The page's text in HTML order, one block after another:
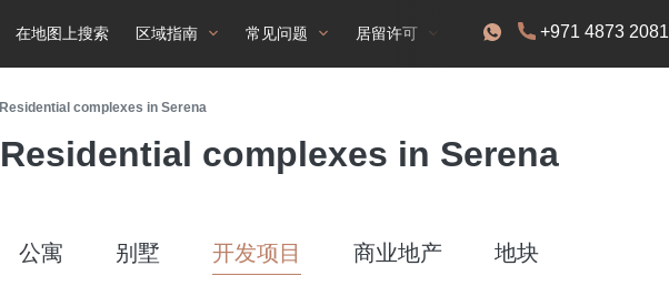
在地图上搜索 区域指南 常见问题 居留许可 +971 4873 2081
Residential complexes in Serena
Residential complexes in Serena
公寓 别墅 开发项目 商业地产 地块